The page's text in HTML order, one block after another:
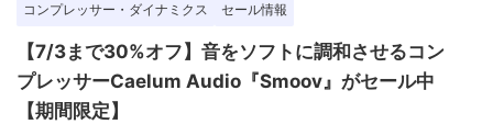
コンプレッサー・ダイナミクス セール情報
【7/3まで30%オフ】音をソフトに調和させるコン
プレッサーCaelum Audio『Smoov』がセール中
【期間限定】